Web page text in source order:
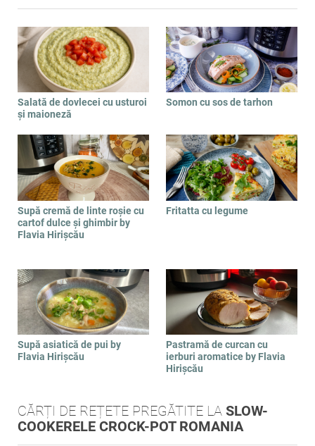
Salată de dovlecei cu usturoi
și maioneză
Somon cu sos de tarhon
Supă cremă de linte roșie cu
cartof dulce și ghimbir by
Flavia Hirișcău
Fritatta cu legume
Supă asiatică de pui by
Flavia Hirișcău
Pastramă de curcan cu
ierburi aromatice by Flavia
Hirișcău
CĂRȚI DE REȚETE PREGĂTITE LASLOW-
COOKERELE CROCK-POT ROMANIA